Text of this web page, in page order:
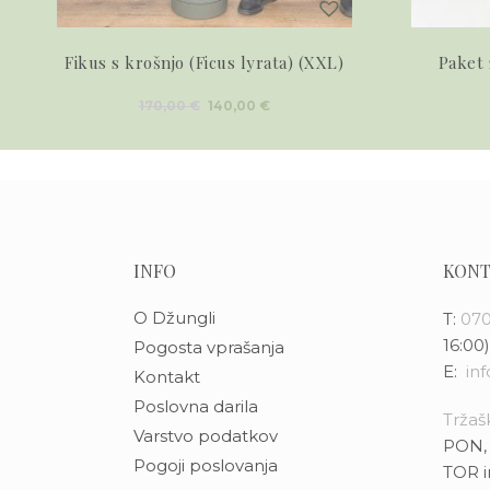
Fikus s krošnjo (Ficus lyrata) (XXL)
Izvirna
cena
140,00 €Trenutna
Paket
INFO
O Džungli
Pogosta vprašanja
Kontakt
Poslovna darila
Varstvo podatkov
Pogoji poslovanja
T:
16:00)
E:
PON,
TOR